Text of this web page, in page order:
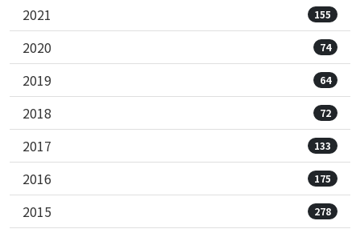
2021 155
2020 74
2019 64
2018 72
2017 133
2016 175
2015 278